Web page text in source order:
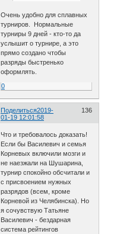
Очень удобно для сплавных
турниров. Нормальные
турниры 9 дней - кто-то да
услышит о турнире, а это
прямо создано чтобы
разряды быстренько
оформлять.
0
Поделиться 136
2019-
01-19 12:01:58
Что и требовалось доказать!
Если бы Василевич и семья
Корневых включили мозги и
не наезжали на Шушарина,
турнир спокойно обсчитали и
с присвоением нужных
разрядов (всем, кроме
Корневой из Челябинска). Но
я сочувствую Татьяне
Василевич - бездарная
система рейтингов